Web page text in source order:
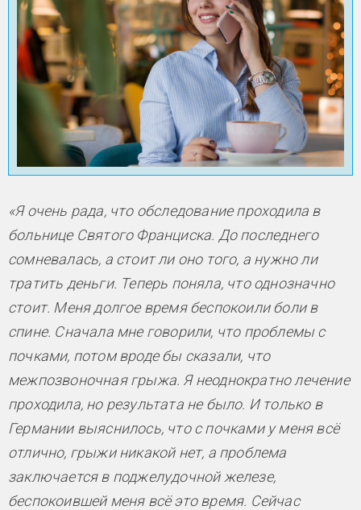
«Я очень рада, что обследование проходила в
больнице Святого Франциска. До последнего
сомневалась, а стоит ли оно того, а нужно ли
тратить деньги. Теперь поняла, что однозначно
стоит. Меня долгое время беспокоили боли в
спине. Сначала мне говорили, что проблемы с
почками, потом вроде бы сказали, что
межпозвоночная грыжа. Я неоднократно лечение
проходила, но результата не было. И только в
Германии выяснилось, что с почками у меня всё
отлично, грыжи никакой нет, а проблема
заключается в поджелудочной железе,
беспокоившей меня всё это время. Сейчас